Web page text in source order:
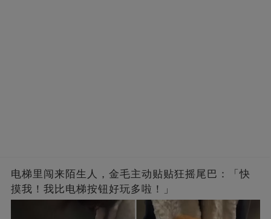
电梯里闯来陌生人，金毛主动贴贴狂摇尾巴：「快
摸我！我比电梯按钮好玩多啦！」